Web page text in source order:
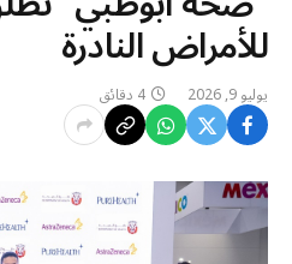
للأمراض النادرة
يوليو 9, 2026 4 دقائق